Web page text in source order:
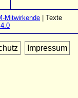
Mitwirkende | Texte
Impressum